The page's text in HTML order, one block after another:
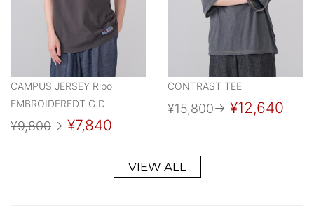
CAMPUS JERSEY Ripo
EMBROIDEREDT G.D
¥9,800→ ¥7,840
CONTRAST TEE
¥15,800→ ¥12,640
VIEW ALL